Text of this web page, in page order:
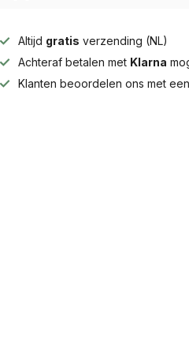
Altijd gratis verzending (NL)
Achteraf betalen met Klarna
Klanten beoordelen ons met een